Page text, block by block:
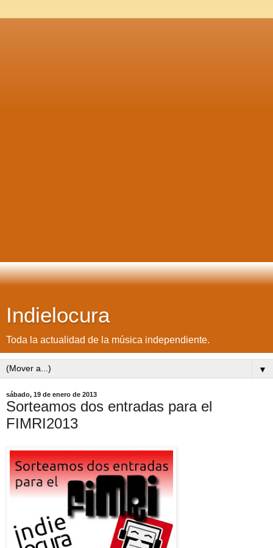
Indielocura
Toda la actualidad de la música independiente.
▼
sábado, 19 de enero de 2013
Sorteamos dos entradas para el
FIMRI2013